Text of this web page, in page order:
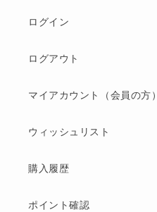
ログイン
ログアウト
マイアカウント（会員の方）
ウィッシュリスト
購入履歴
ポイント確認